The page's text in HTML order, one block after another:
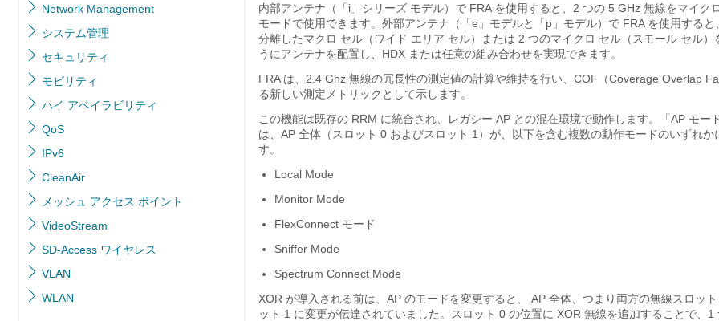
Network Management
システム管理
セキュリティ
モビリティ
ハイ アベイラビリティ
QoS
IPv6
CleanAir
メッシュ アクセス ポイント
VideoStream
SD-Access ワイヤレス
VLAN
WLAN
内部アンテナ（「i」シリーズ モデル）で FRA を使用すると、2 つの 5 GHz 無線をマイク
モードで使用できます。 外部アンテナ（「e」モデルと「p」モデル）で FRA を使用すると
分離したマクロ セル（ワイド エリア セル）または 2 つのマイクロ セル（スモール セル）
うにアンテナを配置し、HDX または任意の組み合わせを実現できます。
FRA は、2.4 Ghz 無線の冗長性の測定値の計算や維持を行い、COF（Coverage Overlap
る新しい測定メトリックとして示します。
この機能は既存の RRM に統合され、レガシー AP との混在環境で動作します。「AP モー
は、AP 全体（スロット 0 およびスロット 1）が、以下を含む複数の動作モードのいずれか
す。
Local Mode
Monitor Mode
FlexConnect モード
Sniffer Mode
Spectrum Connect Mode
XOR が導入される前は、AP のモードを変更すると、 AP 全体、つまり両方の無線スロッ
ット 1 に変更が伝達されていました。スロット 0 の位置に XOR 無線を追加することで、1